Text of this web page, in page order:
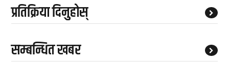
प्रतिक्रिया दिनुहोस्
सम्बन्धित खबर